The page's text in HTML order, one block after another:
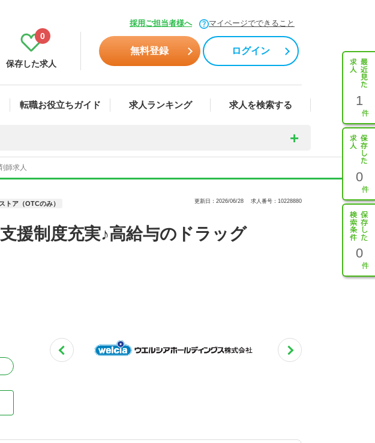
採用ご担当者様へ マイページでできること
保存した求人
0
無料登録 ログイン
転職お役立ちガイド 求人ランキング 求人を検索する 1
0
0
師求人
トア（OTCのみ） 更新日：2026/06/28 求人番号：10228880
援制度充実♪高給与のドラッグ